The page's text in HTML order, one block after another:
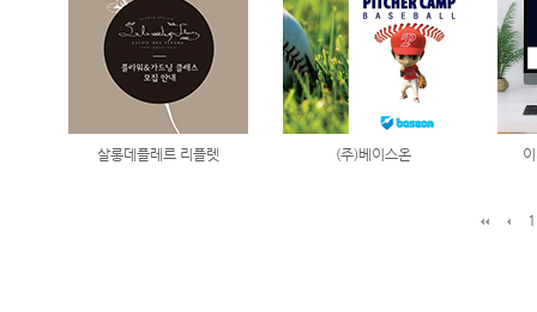
살롱데플레르 리플렛 (주)베이스온
1